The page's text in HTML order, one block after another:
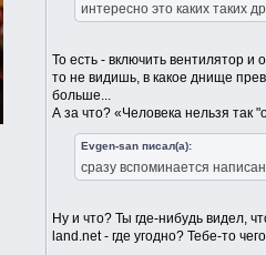
интересно это каких таких
То есть - включить вентилятор и
то не видишь, в какое днище
больше...
А за что? «Человека нельзя так
Evgen-san писал(а):
сразу вспоминается
Ну и что? Ты где-нибудь видел,
land.net - где угодно? Тебе-то